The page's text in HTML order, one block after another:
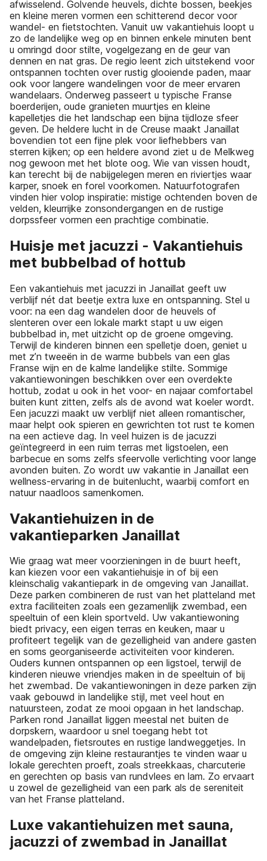
afwisselend. Golvende heuvels, dichte bossen, beekjes
en kleine meren vormen een schitterend decor voor
wandel- en fietstochten. Vanuit uw vakantiehuis loopt u
zo de landelijke weg op en binnen enkele minuten bent
u omringd door stilte, vogelgezang en de geur van
dennen en nat gras. De regio leent zich uitstekend voor
ontspannen tochten over rustig glooiende paden, maar
ook voor langere wandelingen voor de meer ervaren
wandelaars. Onderweg passeert u typische Franse
boerderijen, oude granieten muurtjes en kleine
kapelletjes die het landschap een bijna tijdloze sfeer
geven. De heldere lucht in de Creuse maakt Janaillat
bovendien tot een fijne plek voor liefhebbers van
sterren kijken; op een heldere avond ziet u de Melkweg
nog gewoon met het blote oog. Wie van vissen houdt,
kan terecht bij de nabijgelegen meren en riviertjes waar
karper, snoek en forel voorkomen. Natuurfotografen
vinden hier volop inspiratie: mistige ochtenden boven de
velden, kleurrijke zonsondergangen en de rustige
dorpssfeer vormen een prachtige combinatie.
Huisje met jacuzzi - Vakantiehuis
met bubbelbad of hottub
Een vakantiehuis met jacuzzi in Janaillat geeft uw
verblijf nét dat beetje extra luxe en ontspanning. Stel u
voor: na een dag wandelen door de heuvels of
slenteren over een lokale markt stapt u uw eigen
bubbelbad in, met uitzicht op de groene omgeving.
Terwijl de kinderen binnen een spelletje doen, geniet u
met z’n tweeën in de warme bubbels van een glas
Franse wijn en de kalme landelijke stilte. Sommige
vakantiewoningen beschikken over een overdekte
hottub, zodat u ook in het voor- en najaar comfortabel
buiten kunt zitten, zelfs als de avond wat koeler wordt.
Een jacuzzi maakt uw verblijf niet alleen romantischer,
maar helpt ook spieren en gewrichten tot rust te komen
na een actieve dag. In veel huizen is de jacuzzi
geïntegreerd in een ruim terras met ligstoelen, een
barbecue en soms zelfs sfeervolle verlichting voor lange
avonden buiten. Zo wordt uw vakantie in Janaillat een
wellness-ervaring in de buitenlucht, waarbij comfort en
natuur naadloos samenkomen.
Vakantiehuizen in de
vakantieparken Janaillat
Wie graag wat meer voorzieningen in de buurt heeft,
kan kiezen voor een vakantiehuisje in of bij een
kleinschalig vakantiepark in de omgeving van Janaillat.
Deze parken combineren de rust van het platteland met
extra faciliteiten zoals een gezamenlijk zwembad, een
speeltuin of een klein sportveld. Uw vakantiewoning
biedt privacy, een eigen terras en keuken, maar u
profiteert tegelijk van de gezelligheid van andere gasten
en soms georganiseerde activiteiten voor kinderen.
Ouders kunnen ontspannen op een ligstoel, terwijl de
kinderen nieuwe vriendjes maken in de speeltuin of bij
het zwembad. De vakantiewoningen in deze parken zijn
vaak gebouwd in landelijke stijl, met veel hout en
natuursteen, zodat ze mooi opgaan in het landschap.
Parken rond Janaillat liggen meestal net buiten de
dorpskern, waardoor u snel toegang hebt tot
wandelpaden, fietsroutes en rustige landweggetjes. In
de omgeving zijn kleine restaurantjes te vinden waar u
lokale gerechten proeft, zoals streekkaas, charcuterie
en gerechten op basis van rundvlees en lam. Zo ervaart
u zowel de gezelligheid van een park als de sereniteit
van het Franse platteland.
Luxe vakantiehuizen met sauna,
jacuzzi of zwembad in Janaillat